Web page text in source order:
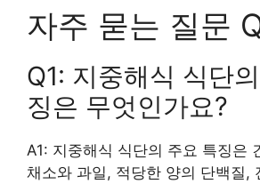
자주 묻는 질문
Q1: 지중해식 식단
징은 무엇인가요?
A1: 지중해식 식단의 주요 특징은
채소와 과일, 적당한 양의 단백질,